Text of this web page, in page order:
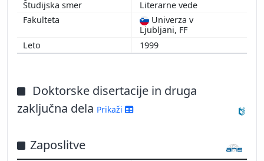
Literarne vede
Univerza v
Ljubljani, FF
1999
Doktorske disertacije in druga
zaključna dela Prikaži
Zaposlitve